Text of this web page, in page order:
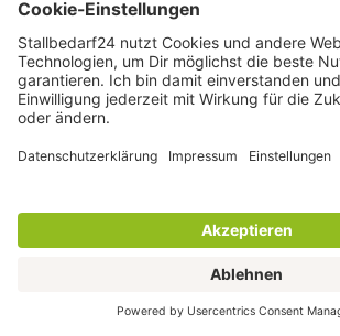
HORSEWARE®
JOSERA
Karlie